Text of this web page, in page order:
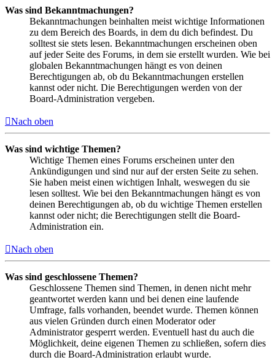
Was sind Bekanntmachungen?
Bekanntmachungen beinhalten meist wichtige Informationen
zu dem Bereich des Boards, in dem du dich befindest. Du
solltest sie stets lesen. Bekanntmachungen erscheinen oben
auf jeder Seite des Forums, in dem sie erstellt wurden. Wie bei
globalen Bekanntmachungen hängt es von deinen
Berechtigungen ab, ob du Bekanntmachungen erstellen
kannst oder nicht. Die Berechtigungen werden von der
Board-Administration vergeben.
Nach oben
Was sind wichtige Themen?
Wichtige Themen eines Forums erscheinen unter den
Ankündigungen und sind nur auf der ersten Seite zu sehen.
Sie haben meist einen wichtigen Inhalt, weswegen du sie
lesen solltest. Wie bei den Bekanntmachungen hängt es von
deinen Berechtigungen ab, ob du wichtige Themen erstellen
kannst oder nicht; die Berechtigungen stellt die Board-
Administration ein.
Nach oben
Was sind geschlossene Themen?
Geschlossene Themen sind Themen, in denen nicht mehr
geantwortet werden kann und bei denen eine laufende
Umfrage, falls vorhanden, beendet wurde. Themen können
aus vielen Gründen durch einen Moderator oder
Administrator gesperrt werden. Eventuell hast du auch die
Möglichkeit, deine eigenen Themen zu schließen, sofern dies
durch die Board-Administration erlaubt wurde.